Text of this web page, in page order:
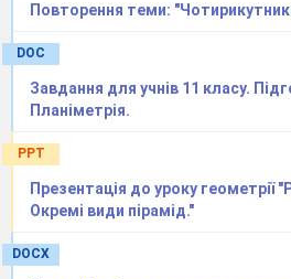
Повторення теми:
DOC
Завдання для учнів 11 класу.
Планіметрія.
PPT
Презентація до уроку геометрії
Окремі види пірамід."
DOCX